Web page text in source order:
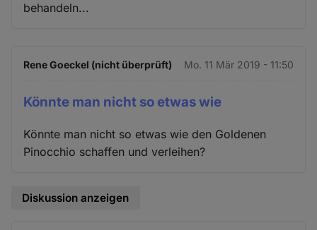
behandeln...
Rene Goeckel (nicht überprüft) Mo. 11 Mär 2019 - 11:50
Könnte man nicht so etwas wie
Könnte man nicht so etwas wie den Goldenen
Pinocchio schaffen und verleihen?
Diskussion anzeigen